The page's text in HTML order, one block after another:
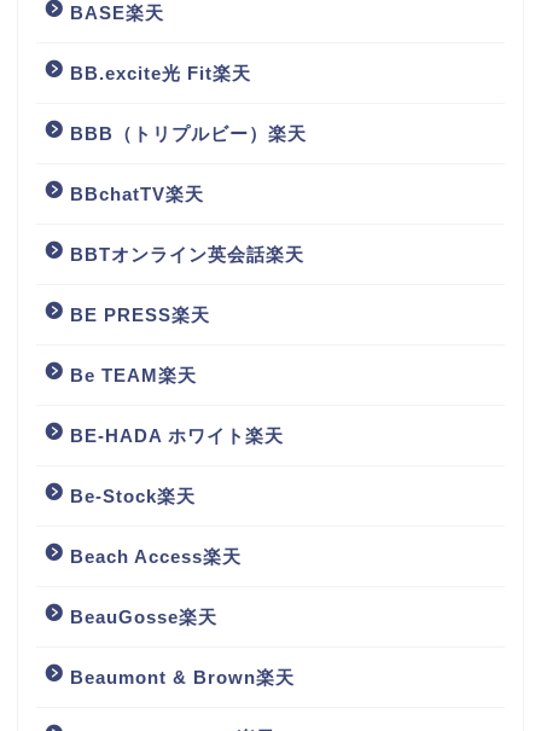
BASE楽天
BB.excite光 Fit楽天
BBB（トリプルビー）楽天
BBchatTV楽天
BBTオンライン英会話楽天
BE PRESS楽天
Be TEAM楽天
BE-HADA ホワイト楽天
Be-Stock楽天
Beach Access楽天
BeauGosse楽天
Beaumont & Brown楽天